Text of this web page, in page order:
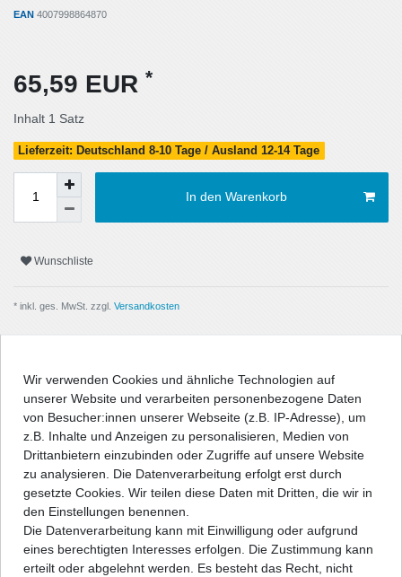
EAN 4007998864870
65,59 EUR *
Inhalt 1 Satz
Lieferzeit: Deutschland 8-10 Tage / Ausland 12-14 Tage
In den Warenkorb
Wunschliste
* inkl. ges. MwSt. zzgl. Versandkosten
Beschreibung
Angaben Produktsicherheit
Passform-Fußmatten:
- passgenau nach Form des Fußraums
- hochwertige, strapazierfähige Velourqualität (ca. 600g/m²) mit
Wir verwenden Cookies und ähnliche Technologien auf
unserer Website und verarbeiten personenbezogene Daten
von Besucher:innen unserer Webseite (z.B. IP-Adresse), um
z.B. Inhalte und Anzeigen zu personalisieren, Medien von
Drittanbietern einzubinden oder Zugriffe auf unsere Website
zu analysieren. Die Datenverarbeitung erfolgt erst durch
gesetzte Cookies. Wir teilen diese Daten mit Dritten, die wir in
den Einstellungen benennen.
Die Datenverarbeitung kann mit Einwilligung oder aufgrund
eines berechtigten Interesses erfolgen. Die Zustimmung kann
erteilt oder abgelehnt werden. Es besteht das Recht, nicht